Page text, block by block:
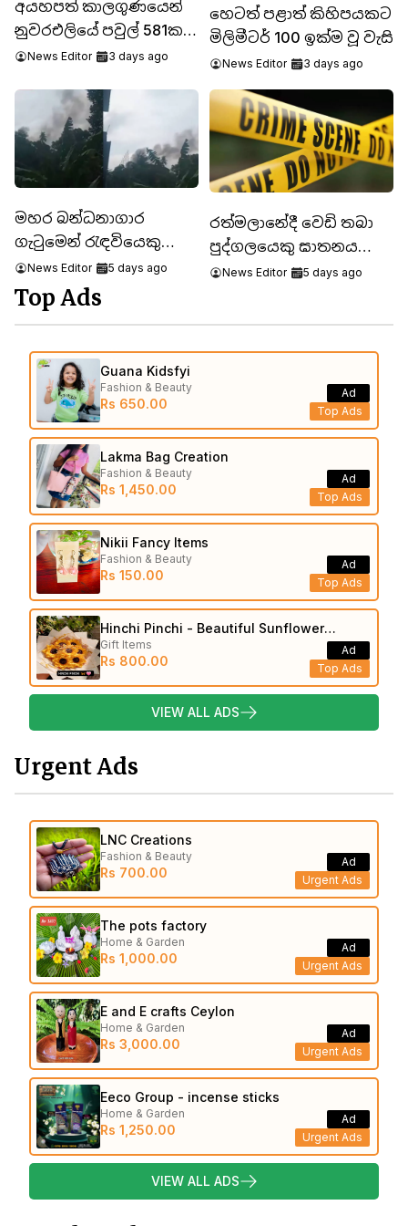
අයහපත් කාලගුණයෙන්
නුවරඑලියේ පවුල් 581කට
පීඩා
News Editor 3 days ago
හෙටත් පළාත් කිහිපයකට
මිලිමීටර් 100 ඉක්ම වූ වැසි
News Editor 3 days ago
මහර බන්ධනාගාර
ගැටුමෙන් රැඳවියෙකු
මරුට
News Editor 5 days ago
රත්මලානේදී වෙඩි තබා
පුද්ගලයෙකු ඝාතනය
කෙරේ
News Editor 5 days ago
Top Ads
Guana Kidsfyi
Fashion & Beauty
Rs 650.00 Top Ads
Ad
Lakma Bag Creation
Fashion & Beauty
Rs 1,450.00 Top Ads
Ad
Nikii Fancy Items
Fashion & Beauty
Rs 150.00 Top Ads
Ad
Hinchi Pinchi - Beautiful Sunflower
Bouquets
Gift Items
Rs 800.00 Top Ads
Ad
VIEW ALL ADS
Urgent Ads
LNC Creations
Fashion & Beauty
Rs 700.00 Urgent Ads
Ad
The pots factory
Home & Garden
Rs 1,000.00 Urgent Ads
Ad
E and E crafts Ceylon
Home & Garden
Rs 3,000.00 Urgent Ads
Ad
Eeco Group - incense sticks
Home & Garden
Rs 1,250.00 Urgent Ads
Ad
VIEW ALL ADS